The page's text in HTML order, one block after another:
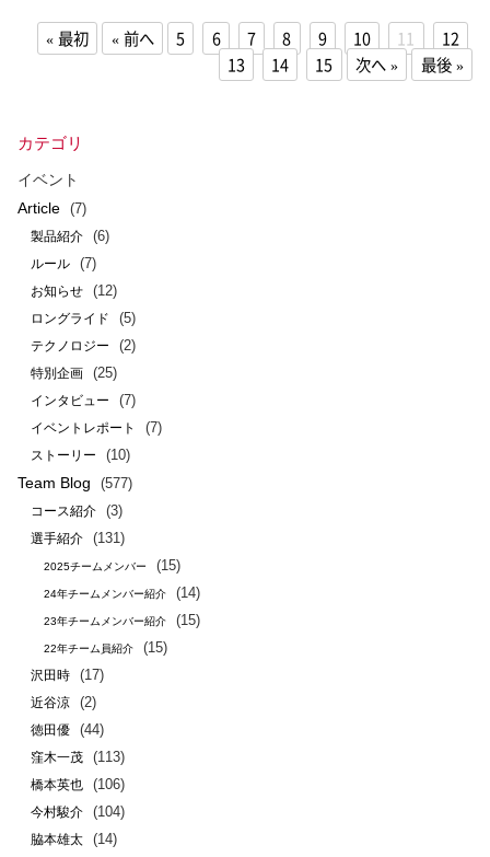
最初 前へ 5 6 7 8 9 10 11
12
13
14 15 次へ 最後
カテゴリ
イベント
Article
(7)
製品紹介 (6)
ルール (7)
お知らせ (12)
ロングライド (5)
テクノロジー (2)
特別企画 (25)
インタビュー (7)
イベントレポート (7)
ストーリー (10)
Team Blog (577)
コース紹介 (3)
選手紹介 (131)
2025チームメンバー (15)
24年チームメンバー紹介 (14)
23年チームメンバー紹介 (15)
22年チーム員紹介 (15)
沢田時 (17)
近谷涼 (2)
徳田優 (44)
窪木一茂 (113)
橋本英也 (106)
今村駿介 (104)
脇本雄太 (14)